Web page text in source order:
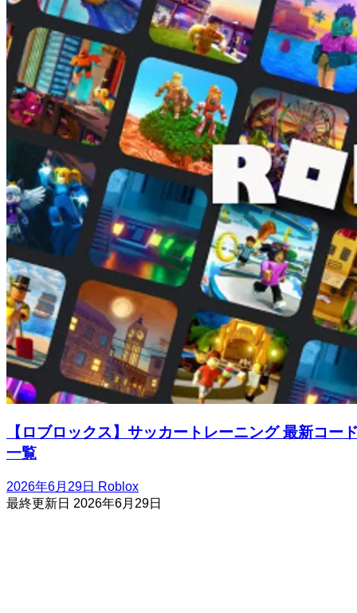
【ロブロックス】サッカートレーニング 最新コー
一覧
2026年6月29日 Roblox
最終更新日 2026年6月29日